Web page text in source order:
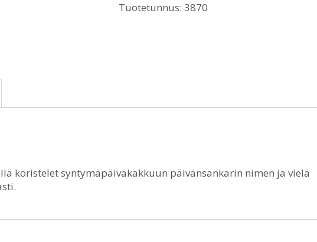
Tuotetunnus: 3870
koristelet syntymäpäiväkakkuun päivänsankarin nimen ja vielä